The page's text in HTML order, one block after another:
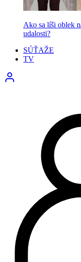
Ako sa líši oblek
udalosti?
SÚŤAŽE
TV